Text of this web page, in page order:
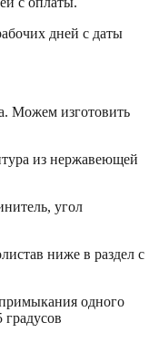
дней с даты
Можем изготовить
из нержавеющей
угол
ниже в раздел с
одного